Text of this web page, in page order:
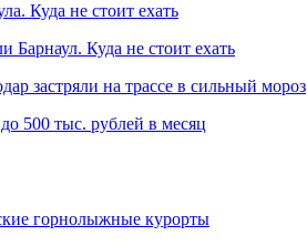
Куда не стоит ехать
Барнаул. Куда не стоит ехать
застряли на трассе в сильный мороз
500 тыс. рублей в месяц
горнолыжные курорты